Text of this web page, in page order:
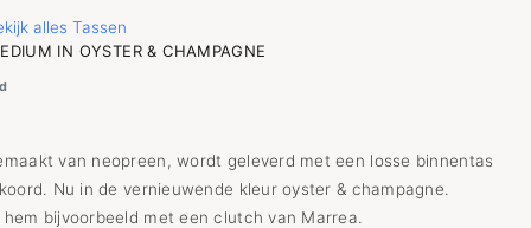
alles Tassen
IN OYSTER & CHAMPAGNE
van neopreen, wordt geleverd met een losse binnentas
Nu in de vernieuwende kleur oyster & champagne.
hem bijvoorbeeld met een clutch van Marrea.